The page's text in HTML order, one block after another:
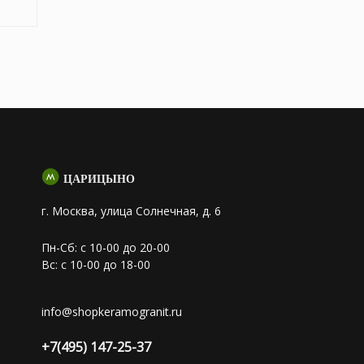
ЦАРИЦЫНО
г. Москва, улица Солнечная, д. 6
Пн-Сб: с 10-00 до 20-00
Вс: с 10-00 до 18-00
info@shopkeramogranit.ru
+7(495) 147-25-37